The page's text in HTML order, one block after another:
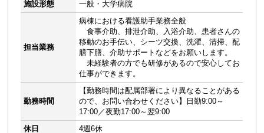
施設形態
一般・大学病院
担当業務
病棟における看護助手業務全般
食事介助、排泄介助、入浴介助、患者さんの
移動のお手伝い、シーツ交換、洗濯、清掃、配
膳下膳、介助サポートなどをお願いします。
未経験者の方でも研修があるので安心してお
仕事ができます。
勤務時間
【勤務時間は配属部署により異なることがある
ので、お問い合わせください】日勤9:00～
17:00／夜勤17:00～翌9:00
休日
4週6休